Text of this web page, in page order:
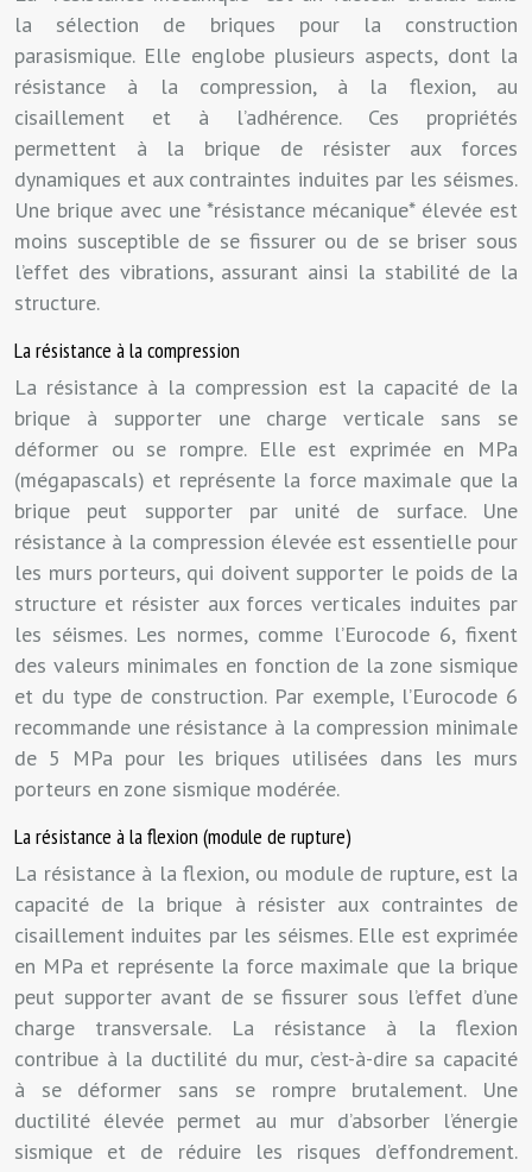
la sélection de briques pour la construction
parasismique. Elle englobe plusieurs aspects, dont la
résistance à la compression, à la flexion, au
cisaillement et à l’adhérence. Ces propriétés
permettent à la brique de résister aux forces
dynamiques et aux contraintes induites par les séismes.
Une brique avec une *résistance mécanique* élevée est
moins susceptible de se fissurer ou de se briser sous
l’effet des vibrations, assurant ainsi la stabilité de la
structure.
La résistance à la compression
La résistance à la compression est la capacité de la
brique à supporter une charge verticale sans se
déformer ou se rompre. Elle est exprimée en MPa
(mégapascals) et représente la force maximale que la
brique peut supporter par unité de surface. Une
résistance à la compression élevée est essentielle pour
les murs porteurs, qui doivent supporter le poids de la
structure et résister aux forces verticales induites par
les séismes. Les normes, comme l’Eurocode 6, fixent
des valeurs minimales en fonction de la zone sismique
et du type de construction. Par exemple, l’Eurocode 6
recommande une résistance à la compression minimale
de 5 MPa pour les briques utilisées dans les murs
porteurs en zone sismique modérée.
La résistance à la flexion (module de rupture)
La résistance à la flexion, ou module de rupture, est la
capacité de la brique à résister aux contraintes de
cisaillement induites par les séismes. Elle est exprimée
en MPa et représente la force maximale que la brique
peut supporter avant de se fissurer sous l’effet d’une
charge transversale. La résistance à la flexion
contribue à la ductilité du mur, c’est-à-dire sa capacité
à se déformer sans se rompre brutalement. Une
ductilité élevée permet au mur d’absorber l’énergie
sismique et de réduire les risques d’effondrement.